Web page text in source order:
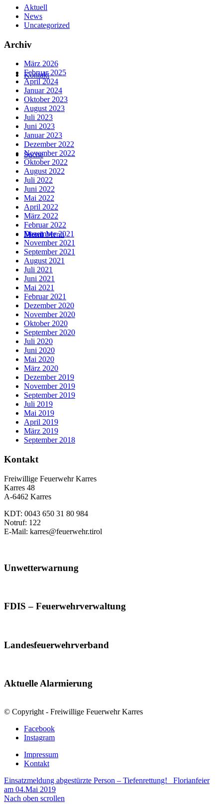
Kontakt
Suche
Menü Menü
Aktuell
News
Uncategorized
Archiv
März 2026
Februar 2025
April 2024
Januar 2024
Oktober 2023
August 2023
Juli 2023
Juni 2023
Januar 2023
Dezember 2022
November 2022
Oktober 2022
August 2022
Juli 2022
Juni 2022
Mai 2022
April 2022
März 2022
Februar 2022
Dezember 2021
November 2021
September 2021
August 2021
Juli 2021
Juni 2021
Mai 2021
Februar 2021
Dezember 2020
November 2020
Oktober 2020
September 2020
Juli 2020
Juni 2020
Mai 2020
März 2020
Dezember 2019
November 2019
September 2019
Juli 2019
Mai 2019
April 2019
März 2019
September 2018
Kontakt
Freiwillige Feuerwehr Karres
Karres 48
A-6462 Karres
KDT: 0043 650 31 80 984
Notruf: 122
E-Mail: karres@feuerwehr.tirol
Unwetterwarnung
FDIS – Feuerwehrverwaltung
Landesfeuerwehrverband
Aktuelle Alarmierung
© Copyright - Freiwillige Feuerwehr Karres
Facebook
Instagram
Impressum
Kontakt
Einsatzmeldung abgestürzte Person – Tiefenrettung!
Florianfeier
am 04.Mai 2019
Nach oben scrollen